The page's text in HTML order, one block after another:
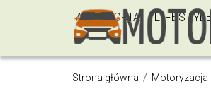
AKCESORIA LIFESTYLE
Strona główna / Motoryzacja